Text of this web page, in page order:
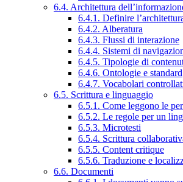
6.4. Architettura
6.4.1. Definire
6.4.2. Alberatura
6.4.3. Flussi di interazione
6.4.4. Sistemi di
6.4.5. Tipologie di
6.4.6. Ontologie e standard
6.4.7. Vocabolari
6.5. Scrittura e linguaggio
6.5.1. Come leggono le
6.5.2. Le regole per un
6.5.3. Microtesti
6.5.4. Scrittura
6.5.5. Content critique
6.5.6. Traduzione e
6.6. Documenti